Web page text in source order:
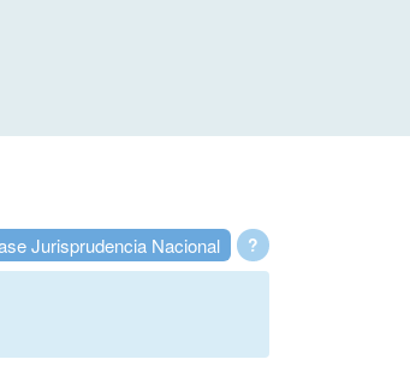
?
Jurisprudencia Nacional